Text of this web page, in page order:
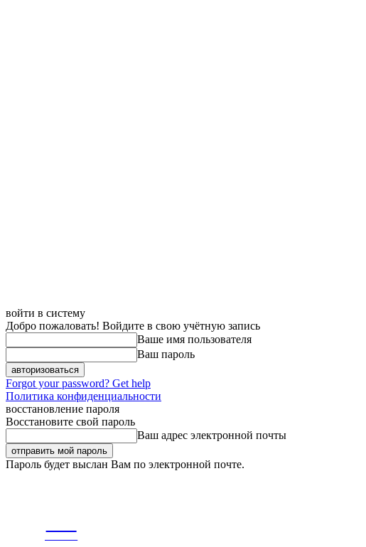
войти в систему
Добро пожаловать! Войдите в свою учётную запись
Ваше имя пользователя
Ваш пароль
Forgot your password? Get help
Политика конфиденциальности
восстановление пароля
Восстановите свой пароль
Ваш адрес электронной почты
Пароль будет выслан Вам по электронной почте.
news